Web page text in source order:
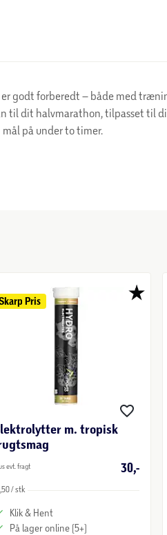
godt forberedt – både med
til dit halvmarathon, tilpasset til
på under to timer.
Pris
m. tropisk
evt. fragt 30,-
/ stk
Klik & Hent
På lager online (5+)